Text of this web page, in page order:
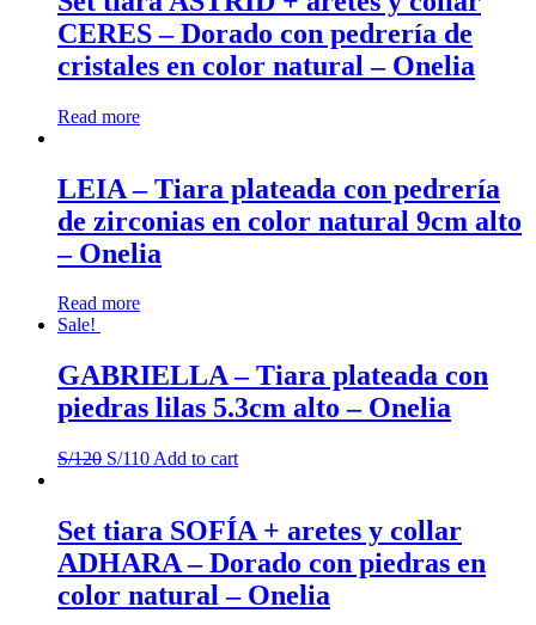
Onelia
quantityCERES – Dorado con pedrería de
cristales en color natural – Onelia
Read more
LEIA – Tiara plateada con pedrería
de zirconias en color natural 9cm alto
– Onelia
Read more
Sale!
GABRIELLA – Tiara plateada con
piedras lilas 5.3cm alto – Onelia
S/120 S/110 Add to cart
Set tiara SOFÍA + aretes y collar
ADHARA – Dorado con piedras en
color natural – Onelia